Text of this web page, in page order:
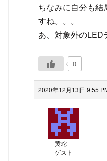
ちなみに自分も
すね。。。
あ、対象外の
0
2020年12月13日 9:55
黄蛇
ゲスト